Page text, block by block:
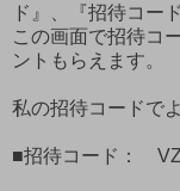
ド』、『招待コー
この画面で招待コ
ントもらえます。
私の招待コードで
■招待コード：